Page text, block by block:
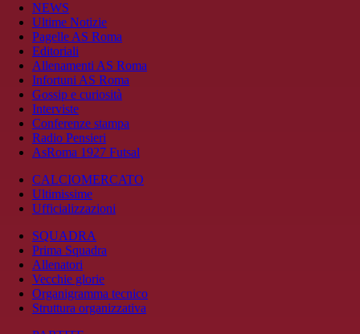
NEWS
Ultime Notizie
Pagelle AS Roma
Editoriali
Allenamenti AS Roma
Infortuni AS Roma
Gossip e curiosità
Interviste
Conferenze stampa
Radio Pensieri
AsRoma 1927 Futsal
CALCIOMERCATO
Ultimissime
Ufficializzazioni
SQUADRA
Prima Squadra
Allenatori
Vecchie glorie
Organigramma tecnico
Struttura organizzativa